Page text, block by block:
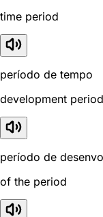
time period
período de tempo
development period
período de
of the period